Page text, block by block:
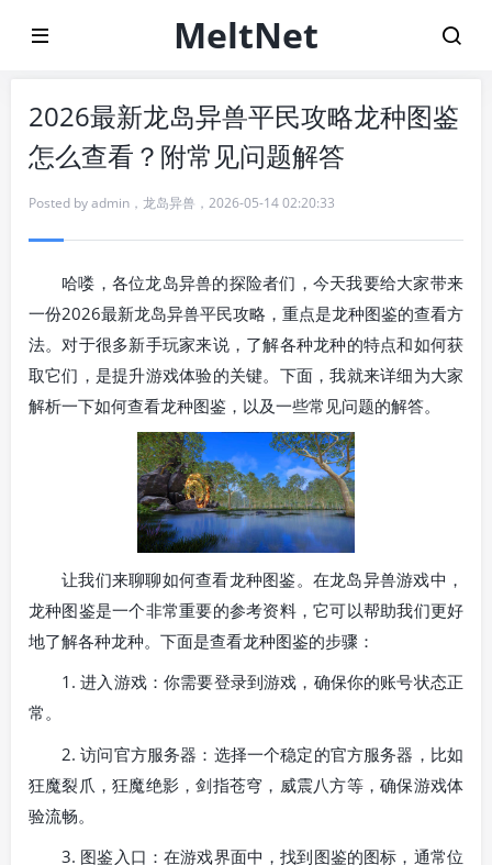
MeltNet
2026最新龙岛异兽平民攻略龙种图鉴
怎么查看？附常见问题解答
Posted byadmin ， 龙岛异兽 ， 2026-05-14 02:20:33
哈喽，各位龙岛异兽的探险者们，今天我要给大家带来
一份2026最新龙岛异兽平民攻略，重点是龙种图鉴的查看方
法。对于很多新手玩家来说，了解各种龙种的特点和如何获
取它们，是提升游戏体验的关键。下面，我就来详细为大家
解析一下如何查看龙种图鉴，以及一些常见问题的解答。
让我们来聊聊如何查看龙种图鉴。在龙岛异兽游戏中，
龙种图鉴是一个非常重要的参考资料，它可以帮助我们更好
地了解各种龙种。下面是查看龙种图鉴的步骤：
1. 进入游戏：你需要登录到游戏，确保你的账号状态正
常。
2. 访问官方服务器：选择一个稳定的官方服务器，比如
狂魔裂爪，狂魔绝影，剑指苍穹，威震八方等，确保游戏体
验流畅。
3. 图鉴入口：在游戏界面中，找到图鉴的图标，通常位